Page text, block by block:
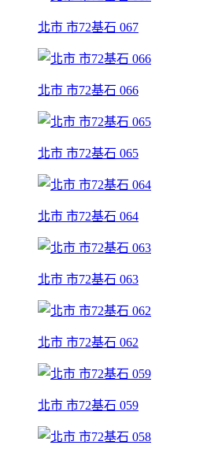
北市 市72基石 067
北市 市72基石 066
北市 市72基石 065
北市 市72基石 064
北市 市72基石 063
北市 市72基石 062
北市 市72基石 059